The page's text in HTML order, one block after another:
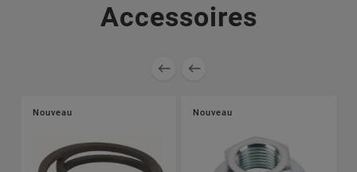
Accessoires
 
Nouveau Nouveau